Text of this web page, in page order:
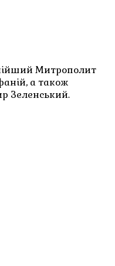
Митрополит
а також
Зеленський.